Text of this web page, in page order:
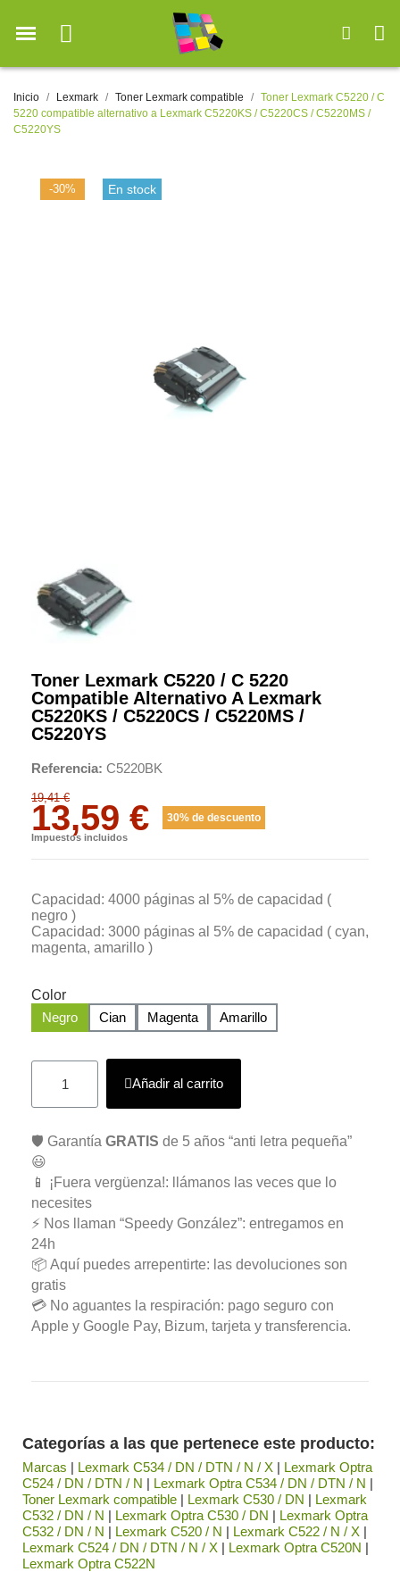
Inicio Lexmark Toner Lexmark compatible
Toner Lexmark C5220 / C
5220 compatible alternativo a Lexmark C5220KS / C5220CS / C5220MS /
C5220YS
-30% En stock
Toner Lexmark C5220 / C 5220
Compatible Alternativo A Lexmark
C5220KS / C5220CS / C5220MS /
C5220YS
Referencia C5220BK
19,41 €
13,59 € 30% de descuento
Impuestos incluidos
Capacidad: 4000 páginas al 5% de capacidad (
negro )
Capacidad: 3000 páginas al 5% de capacidad ( cyan,
magenta, amarillo )
Color
Negro
Cian Magenta Amarillo
Añadir al carrito
🛡️ Garantía GRATIS de 5 años “anti letra pequeña”
😃
📱 ¡Fuera vergüenza!: llámanos las veces que lo
necesites
⚡ Nos llaman “Speedy González”: entregamos en
24h
📦 Aquí puedes arrepentirte: las devoluciones son
gratis
💳 No aguantes la respiración: pago seguro con
Apple y Google Pay, Bizum, tarjeta y transferencia.
Categorías a las que pertenece este producto:
Marcas | Lexmark C534 / DN / DTN / N / X | Lexmark Optra
C524 / DN / DTN / N | Lexmark Optra C534 / DN / DTN / N |
Toner Lexmark compatible | Lexmark C530 / DN | Lexmark
C532 / DN / N | Lexmark Optra C530 / DN | Lexmark Optra
C532 / DN / N | Lexmark C520 / N | Lexmark C522 / N / X |
Lexmark C524 / DN / DTN / N / X | Lexmark Optra C520N |
Lexmark Optra C522N